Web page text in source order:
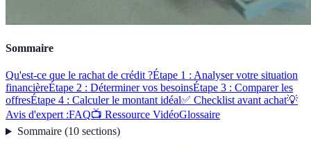
Sommaire
Qu'est-ce que le rachat de crédit ?Étape 1 : Analyser votre situation
financièreÉtape 2 : Déterminer vos besoinsÉtape 3 : Comparer les
offresÉtape 4 : Calculer le montant idéal✅ Checklist avant achat💡
Avis d'expert :FAQ📺 Ressource VidéoGlossaire
Sommaire(10 sections)